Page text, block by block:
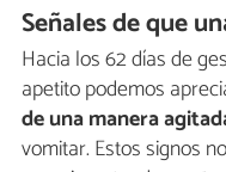
Señales de que
Hacia los 62 días de
apetito podemos
de una manera
vomitar. Estos signos